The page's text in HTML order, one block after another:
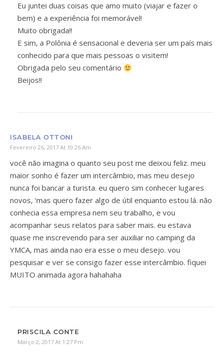
Eu juntei duas coisas que amo muito (viajar e fazer o
bem) e a experiência foi memorável!
Muito obrigada!!
E sim, a Polônia é sensacional e deveria ser um país mais
conhecido para que mais pessoas o visitem!
Obrigada pelo seu comentário
Beijos!!
ISABELA OTTONI
Fevereiro 26, 2017 At 10:26 Am
você não imagina o quanto seu post me deixou feliz. meu
maior sonho é fazer um intercâmbio, mas meu desejo
nunca foi bancar a turista. eu quero sim conhecer lugares
novos, ‘mas quero fazer algo de útil enquanto estou lá. não
conhecia essa empresa nem seu trabalho, e vou
acompanhar seus relatos para saber mais. eu estava
quase me inscrevendo para ser auxiliar no camping da
YMCA, mas ainda nao era esse o meu desejo. vou
pesquisar e ver se consigo fazer esse intercâmbio. fiquei
MUITO animada agora hahahaha
PRISCILA CONTE
Março 2, 2017 At 1:27 Pm